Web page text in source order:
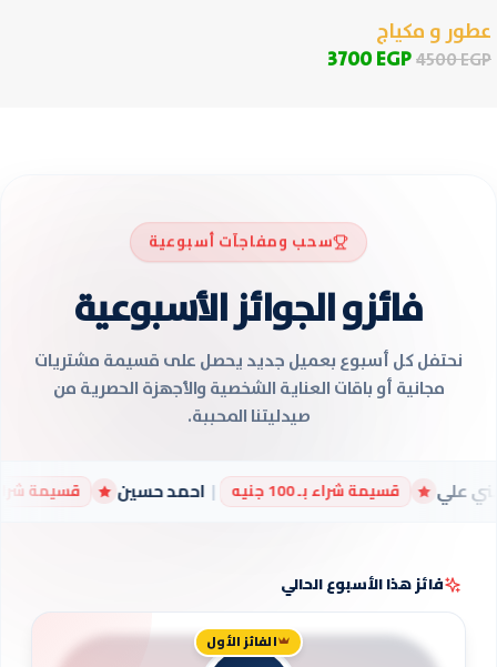
عطور و مكياج
4500EGP
3700EGP
سحب ومفاجآت أسبوعية
فائزو الجوائز الأسبوعية
نحتفل كل أسبوع بعميل جديد يحصل على قسيمة مشتريات
مجانية أو باقات العناية الشخصية والأجهزة الحصرية من
صيدليتنا المحببة.
احمد| قسيمة شراء بـ 100 جنيه احمد حسين| جنيه
فائز هذا الأسبوع الحالي
الفائز الأول